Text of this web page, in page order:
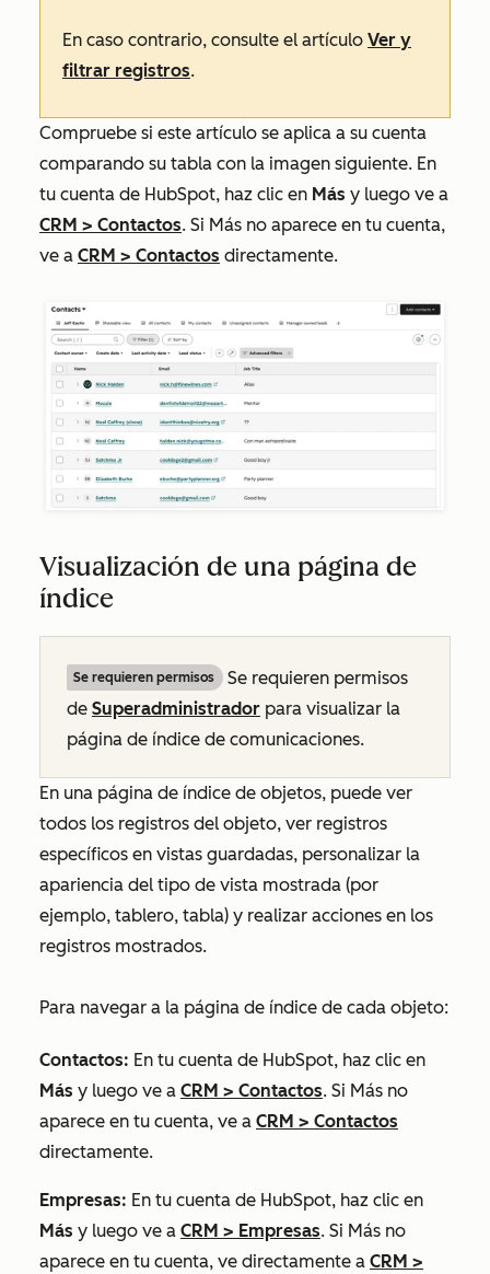
En caso contrario, consulte el artículo Ver y
filtrar registros.
Compruebe si este artículo se aplica a su cuenta
comparando su tabla con la imagen siguiente. En
tu cuenta de HubSpot, haz clic en Más y luego ve a
CRM > Contactos. Si Más no aparece en tu cuenta,
ve a CRM > Contactos directamente.
Visualización de una página de
índice
Se requieren permisos
Se requieren permisos
de Superadministrador para visualizar la
página de índice de comunicaciones.
En una página de índice de objetos, puede ver
todos los registros del objeto, ver registros
específicos en vistas guardadas, personalizar la
apariencia del tipo de vista mostrada (por
ejemplo, tablero, tabla) y realizar acciones en los
registros mostrados.
Para navegar a la página de índice de cada objeto:
Contactos: En tu cuenta de HubSpot, haz clic en
Más y luego ve a CRM > Contactos. Si Más no
aparece en tu cuenta, ve a CRM > Contactos
directamente.
Empresas: En tu cuenta de HubSpot, haz clic en
Más y luego ve a CRM > Empresas. Si Más no
aparece en tu cuenta, ve directamente a CRM >